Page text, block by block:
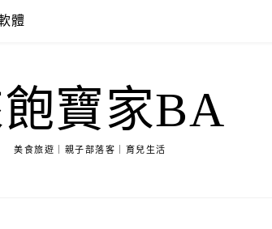
體
寶家BA
美食旅遊｜親子部落客｜育兒生活